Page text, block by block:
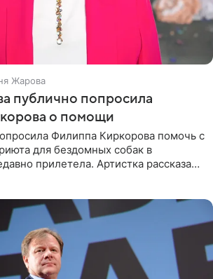
Жарова
публично попросила
о помощи
Филиппа Киркорова помочь с
для бездомных собак в
прилетела. Артистка рассказала